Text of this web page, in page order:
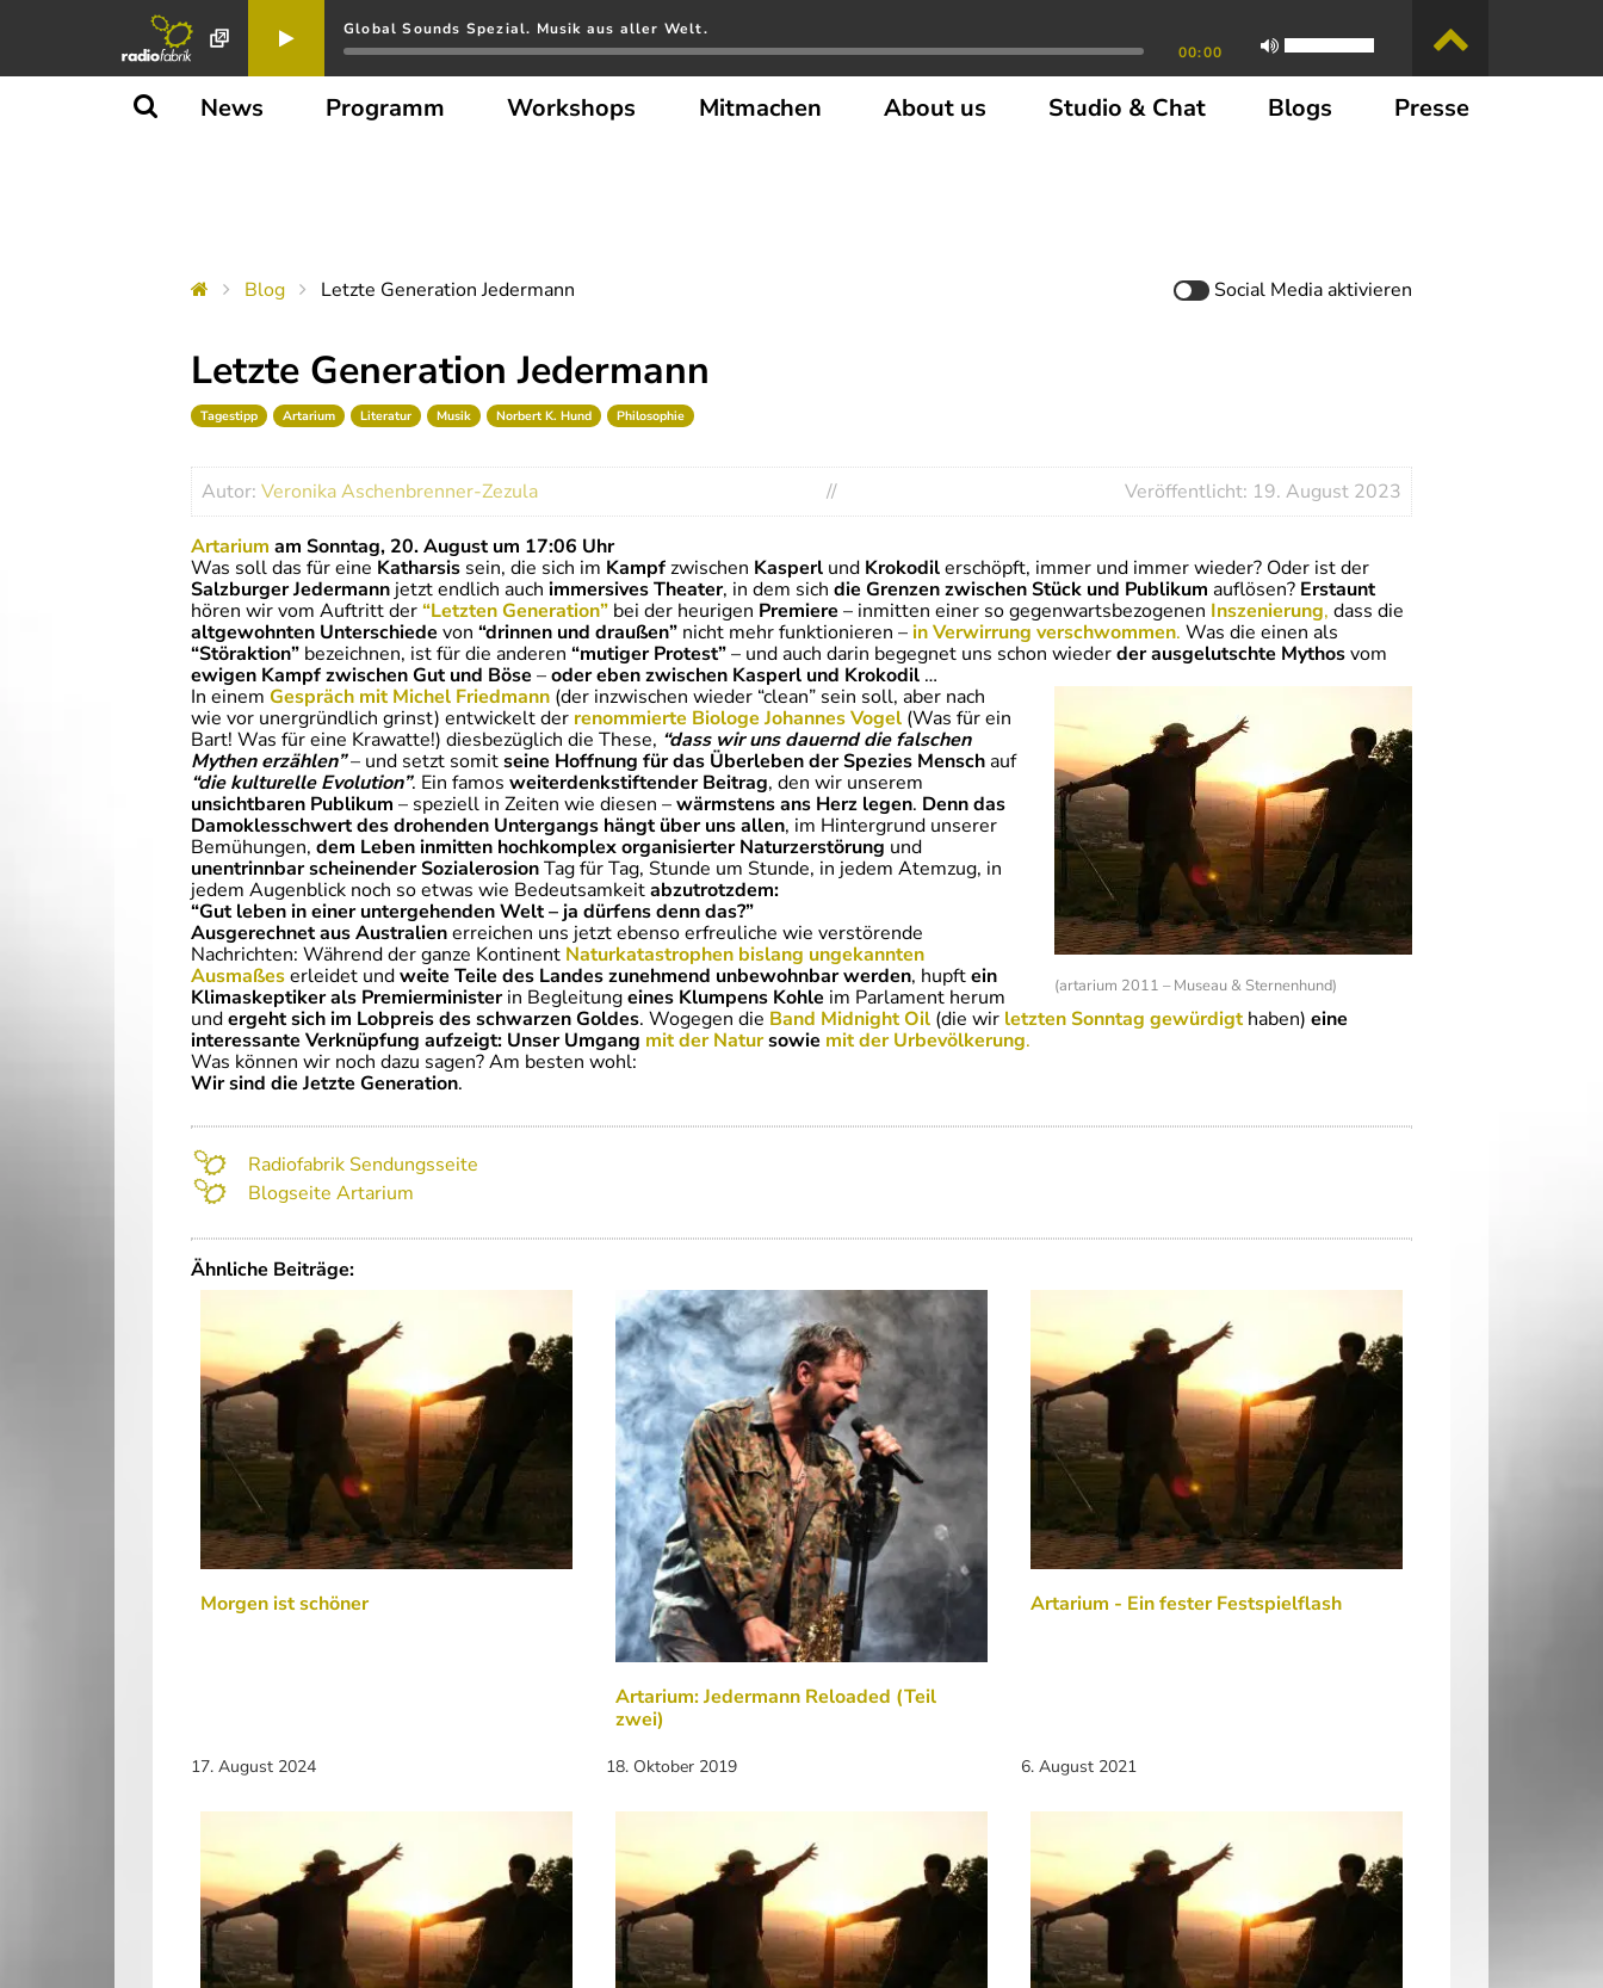
Global Sounds Spezial. Musik aus aller Welt.
00:00
News Programm Workshops Mitmachen About us Studio & Chat Blogs Presse
Blog Letzte Generation Jedermann Social Mediaaktivieren
Letzte Generation Jedermann
Tagestipp Artarium Literatur Musik Norbert K. Hund Philosophie
Autor: Veronika Aschenbrenner-Zezula // Veröffentlicht: 19. August 2023
Artarium am Sonntag, 20. August um 17:06 Uhr
Was soll das für eine Katharsis sein, die sich im Kampfzwischen Kasperl und Krokodilerschöpft, immer und immer wieder? Oder ist der
Salzburger Jedermann jetzt endlich auch immersives Theater, in dem sich die Grenzen zwischen Stück und Publikum auflösen? Erstaunt
hören wir vom Auftritt der“Letzten Generation” bei der heurigen Premiere – inmitten einer so gegenwartsbezogenen Inszenierung, dass die
altgewohnten Unterschiede von “drinnen und draußen” nicht mehr funktionieren –in Verwirrung verschwommen. Was die einen als
“Störaktion” bezeichnen, ist für die anderen “mutiger Protest”– und auch darin begegnet uns schon wiederder ausgelutschte Mythosvom
ewigen Kampf zwischen Gut und Böse –oder eben zwischen Kasperl und Krokodil …
(artarium 2011 – Museau & Sternenhund)
In einem Gespräch mit Michel Friedmann (der inzwischen wieder “clean” sein soll, aber nach
wie vor unergründlich grinst) entwickelt der renommierte Biologe Johannes Vogel (Was für ein
Bart! Was für eine Krawatte!) diesbezüglich die These, “dass wir uns dauernd die falschen
Mythen erzählen”– und setzt somitseine Hoffnung für das Überleben der Spezies Menschauf
“die kulturelle Evolution”. Ein famos weiterdenkstiftender Beitrag, den wir unserem
unsichtbaren Publikum – speziell in Zeiten wie diesen –wärmstens ans Herz legen. Denn das
Damoklesschwert des drohenden Untergangs hängt über uns allen, im Hintergrund unserer
Bemühungen, dem Leben inmitten hochkomplex organisierter Naturzerstörung und
unentrinnbar scheinender SozialerosionTag für Tag, Stunde um Stunde, in jedem Atemzug, in
jedem Augenblick noch so etwas wie Bedeutsamkeitabzutrotzdem:
“Gut leben in einer untergehenden Welt – ja dürfens denn das?”
Ausgerechnet aus Australienerreichen uns jetzt ebenso erfreuliche wie verstörende
Nachrichten: Während der ganze Kontinent Naturkatastrophen bislang ungekannten
Ausmaßeserleidet undweite Teile des Landes zunehmend unbewohnbar werden, hupftein
Klimaskeptiker als Premierministerin Begleitungeines Klumpens Kohle im Parlament herum
undergeht sich im Lobpreis des schwarzen Goldes. Wogegen die Band Midnight Oil (die wir letzten Sonntag gewürdigthaben) eine
interessante Verknüpfung aufzeigt: Unser Umgang mit der Natursowie mit der Urbevölkerung.
Was können wir noch dazu sagen? Am besten wohl:
Wir sind die Jetzte Generation.
Radiofabrik Sendungsseite
Blogseite Artarium
Ähnliche Beiträge:
Morgen ist schöner
17. August 2024
Artarium: Jedermann Reloaded (Teil
zwei)
18. Oktober 2019
Artarium - Ein fester Festspielflash
6. August 2021